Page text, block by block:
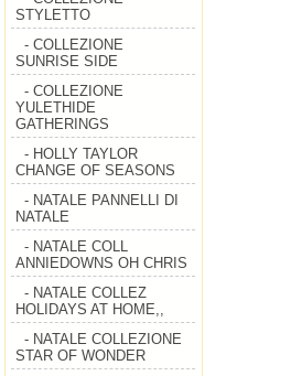
STYLETTO
- COLLEZIONE
SUNRISE SIDE
- COLLEZIONE
YULETHIDE
GATHERINGS
- HOLLY TAYLOR
CHANGE OF SEASONS
- NATALE PANNELLI DI
NATALE
- NATALE COLL
ANNIEDOWNS OH CHRIS
- NATALE COLLEZ
HOLIDAYS AT HOME,,
- NATALE COLLEZIONE
STAR OF WONDER